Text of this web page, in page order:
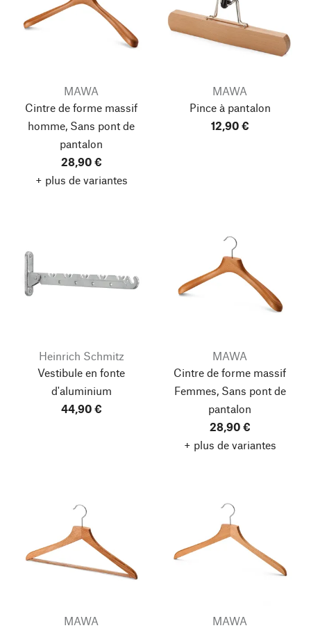
MAWA
Cintre de forme massif
homme, Sans pont de
pantalon
28,90 €
+ plus de variantes
MAWA
Pince à pantalon
12,90 €
Heinrich Schmitz
Vestibule en fonte
d'aluminium
44,90 €
MAWA
Cintre de forme massif
Femmes, Sans pont de
pantalon
28,90 €
+ plus de variantes
MAWA
MAWA